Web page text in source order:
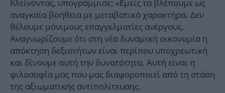
Κλείνοντας, υπογράμμισε: «Εμείς τα βλέπουμε ως
αναγκαία βοήθεια με μεταβατικό χαρακτήρα. Δεν
θέλουμε μόνιμους επαγγελματίες ανέργους.
Αναγνωρίζουμε ότι στη νέα δυναμική οικονομία η
απόκτηση δεξιοτήτων είναι περίπου υποχρεωτική
και δίνουμε αυτή την δυνατότητα. Αυτή είναι η
φιλοσοφία μας που μας διαφοροποιεί από τη στάση
της αξιωματικής αντιπολίτευσης.